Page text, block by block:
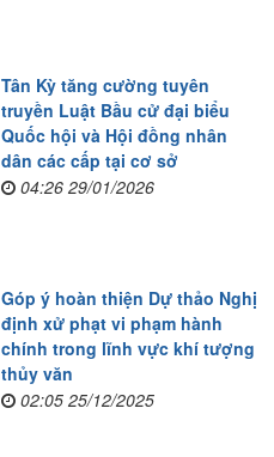
Tân Kỳ tăng cường tuyên
truyền Luật Bầu cử đại biểu
Quốc hội và Hội đồng nhân
dân các cấp tại cơ sở
04:26 29/01/2026
Góp ý hoàn thiện Dự thảo Nghị
định xử phạt vi phạm hành
chính trong lĩnh vực khí tượng
thủy văn
02:05 25/12/2025